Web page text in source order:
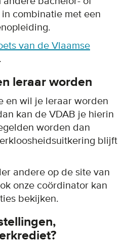
combinatie met een
van de Vlaamse
leraar worden
en wil je leraar worden
kan de VDAB je hierin
worden dan
blijft
andere op de site van
onze coördinator kan
bekijken.